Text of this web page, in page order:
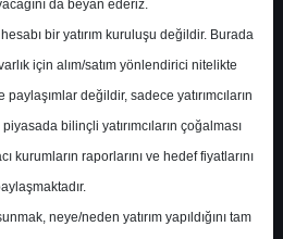
için hedef fiyatını
"tut" olarak korudu
da beyan ederiz.
bir yatırım kuruluşu değildir. Burada
için alım/satım yönlendirici nitelikte
değildir, sadece yatırımcıların
bilinçli yatırımcıların çoğalması
kurumların raporlarını ve hedef fiyatlarını
neye/neden yatırım yapıldığını tam